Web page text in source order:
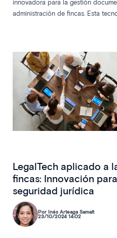
innovadora para la gestión
administración de fincas. Esta
integrar una plataforma de firma
comunidades de propietarios.
LegalTech aplicado a
fincas: Innovación
seguridad jurídica
Por Inés Arteaga Samalt
23/10/2024 14:02